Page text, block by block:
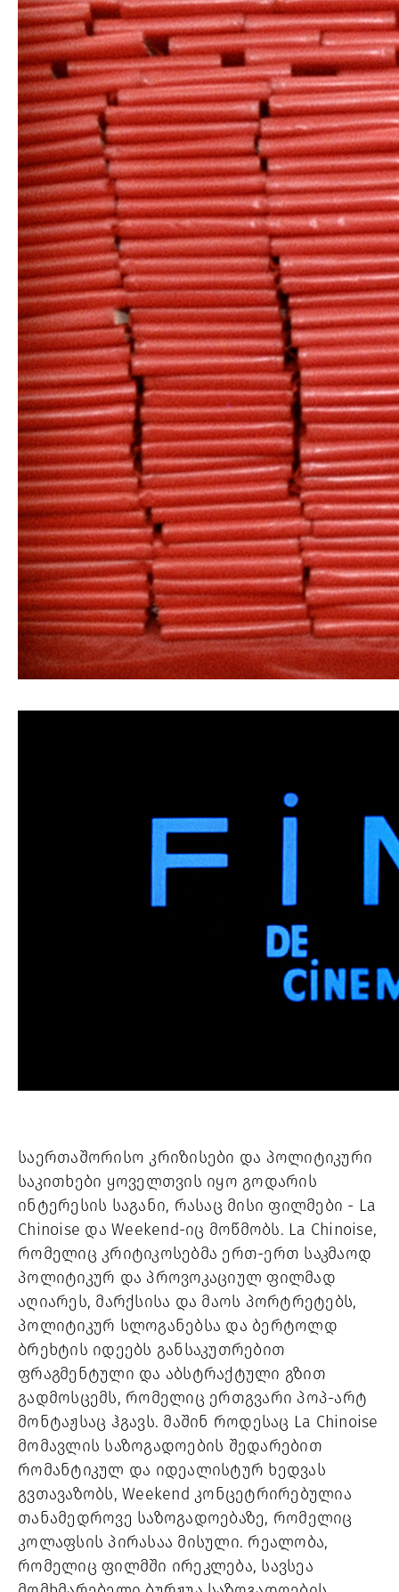
საერთაშორისო კრიზისები და პოლიტიკური
საკითხები ყოველთვის იყო გოდარის
ინტერესის საგანი, რასაც მისი ფილმები - La
Chinoise და Weekend-იც მოწმობს. La Chinoise,
რომელიც კრიტიკოსებმა ერთ-ერთ საკმაოდ
პოლიტიკურ და პროვოკაციულ ფილმად
აღიარეს, მარქსისა და მაოს პორტრეტებს,
პოლიტიკურ სლოგანებსა და ბერტოლდ
ბრეხტის იდეებს განსაკუთრებით
ფრაგმენტული და აბსტრაქტული გზით
გადმოსცემს, რომელიც ერთგვარი პოპ-არტ
მონტაჟსაც ჰგავს. მაშინ როდესაც La Chinoise
მომავლის საზოგადოების შედარებით
რომანტიკულ და იდეალისტურ ხედვას
გვთავაზობს, Weekend კონცეტრირებულია
თანამედროვე საზოგადოებაზე, რომელიც
კოლაფსის პირასაა მისული. რეალობა,
რომელიც ფილმში ირეკლება, სავსეა